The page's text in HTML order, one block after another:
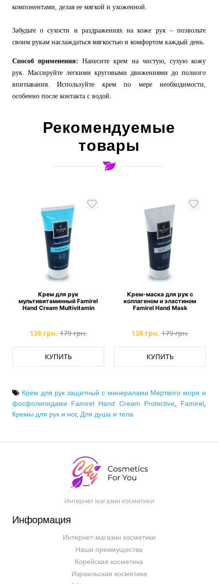
компонентами, делая ее мягкой и ухоженной.
Забудьте о сухости и раздражениях на коже рук – позвольте
своим рукам наслаждаться мягкостью и комфортом каждый день.
Способ применения:Нанесите крем на чистую, сухую кожу
рук. Массируйте легкими круговыми движениями до полного
впитывания.Используйте крем по мере необходимости,
особенно после контакта с водой.
Рекомендуемые
товары
Крем для рук
мультивитаминный Famirel
Hand Cream Multivitamin
138 грн. 179 грн.
КУПИТЬ
Крем-маска для рук с
коллагеном и эластином
Famirel Hand Mask
138 грн. 179 грн.
КУПИТЬ
Крем для рук защитный с минералами Мертвого моря и
фосфолипидами Famirel Hand Cream Protective, Famirel
Кремы для рук и ног, Для душа и тела
Интернет магазин косметики
Информация
Интернет-магазин косметики
Наши преимущества
Корейская косметика
Израильская косметика